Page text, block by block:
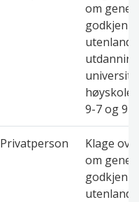
om
9-7 og 9-8
Privatperson
Klage
om